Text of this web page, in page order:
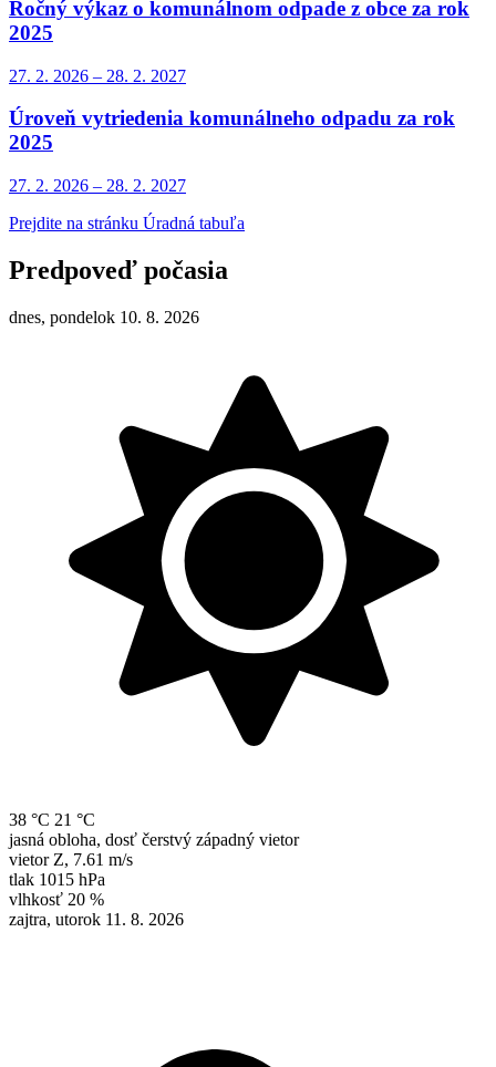
Ročný výkaz o komunálnom odpade z obce za rok
2025
27. 2. 2026 – 28. 2. 2027
Úroveň vytriedenia komunálneho odpadu za rok
2025
27. 2. 2026 – 28. 2. 2027
Prejdite na stránku Úradná tabuľa
Predpoveď počasia
dnes, pondelok 10. 8. 2026
38 °C 21 °C
jasná obloha, dosť čerstvý západný vietor
vietor Z, 7.61 m/s
tlak 1015 hPa
vlhkosť 20 %
zajtra, utorok 11. 8. 2026